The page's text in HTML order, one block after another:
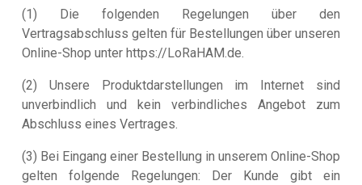
(1) Die folgenden Regelungen über den
Vertragsabschluss gelten für Bestellungen über unseren
Online-Shop unter https://LoRaHAM.de.
(2) Unsere Produktdarstellungen im Internet sind
unverbindlich und kein verbindliches Angebot zum
Abschluss eines Vertrages.
(3) Bei Eingang einer Bestellung in unserem Online-Shop
gelten folgende Regelungen: Der Kunde gibt ein